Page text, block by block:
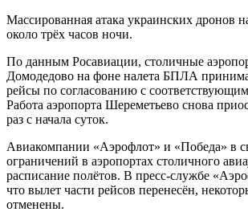
Массированная атака украинских дронов
около трёх часов ночи.
По данным Росавиации, столичные
Домодедово на фоне налета БПЛА
рейсы по согласованию с
Работа аэропорта Шереметьево снова
раз с начала суток.
Авиакомпании «Аэрофлот» и «Победа» в
ограничений в аэропортах столичного
расписание полётов. В пресс-службе
что вылет части рейсов перенесён,
отменены.